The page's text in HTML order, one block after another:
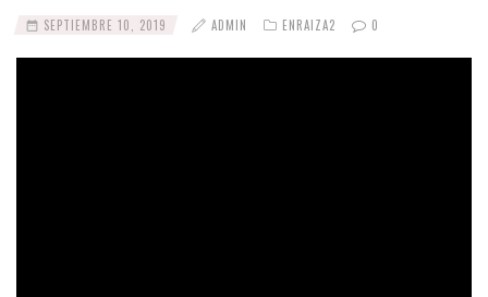
SEPTIEMBRE 10, 2019 ADMIN ENRAIZA2 0